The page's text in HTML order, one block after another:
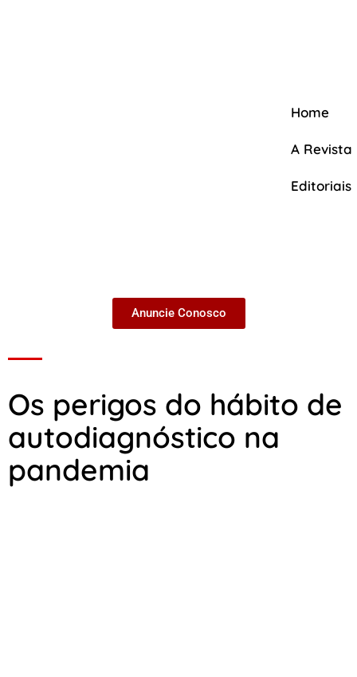
Home
A Revista
Editoriais
Anuncie Conosco
Os perigos do hábito de
autodiagnóstico na
pandemia